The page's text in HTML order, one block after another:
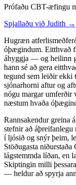
Prófaðu CBT-æfingu
Spjallaðu við Judith →
Hugræn
óþægindum. Eitthvað
áhyggja — og heilinn
hann sé að gera
tegund sem leiðir ekki
sjónarhorni aftur og
nógu margar
næstum hvaða
Rannsakendur greina
stefnir að
í ljósið og snýr þeim,
Stöðugasta
lágstemmda líðan, en
Skiptingin milli
— heldur að spyrja